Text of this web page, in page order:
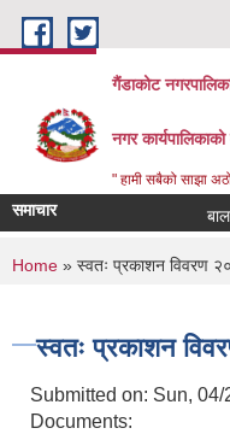
Skip to main content
गैंडाकोट
नगर कार्यपालिकाको
" हामी सबैको साझा
समाचार
You are here
Home » स्वतः प्रकाशन विवरण
स्वतः प्रकाशन
Submitted on: Sun, 04/
Documents: